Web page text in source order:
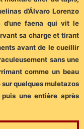
d’Álvaro Lorenzo
faena qui vit le
sa charge et tirant
avant de le cueillir
sans une
comme un beau
quelques muletazos
une entière après